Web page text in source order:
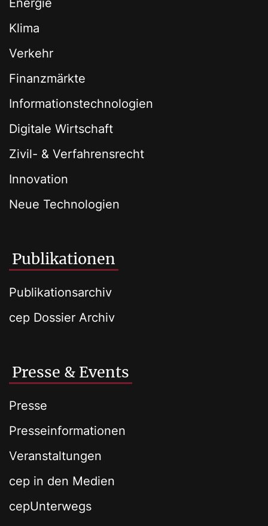
Energie
Klima
Verkehr
Finanzmärkte
Informationstechnologien
Digitale Wirtschaft
Zivil- & Verfahrensrecht
Innovation
Neue Technologien
Publikationen
Publikationsarchiv
cep Dossier Archiv
Presse & Events
Presse
Presseinformationen
Veranstaltungen
cep in den Medien
cepUnterwegs